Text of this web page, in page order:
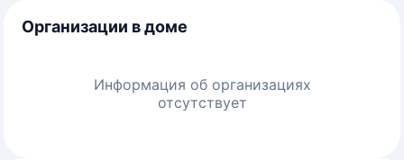
Организации в доме
Информация об организациях
отсутствует